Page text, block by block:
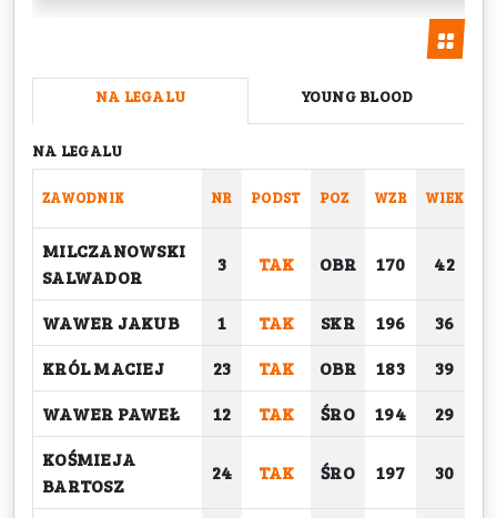
NA LEGALU YOUNG BLOOD
NA LEGALU
ZAWODNIK NR PODST POZ WZR WIEK
MILCZANOWSKI
SALWADOR
3 TAK OBR 170 42
WAWER JAKUB 1 TAK SKR 196 36
KRÓL MACIEJ
23 TAK OBR 183 39
WAWER PAWEŁ
12 TAK ŚRO 194 29
KOŚMIEJA
BARTOSZ
24 TAK ŚRO 197 30